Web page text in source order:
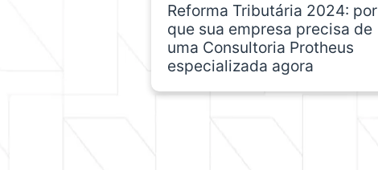
Reforma Tributária 2024: por
que sua empresa precisa de
uma Consultoria Protheus
especializada agora